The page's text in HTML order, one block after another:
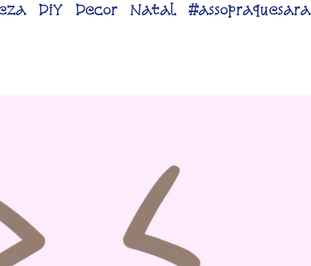
DiY Decor Natal #assopraquesara